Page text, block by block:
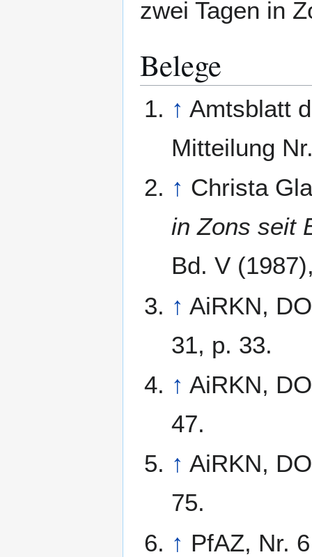
zwei Tagen in
Belege
↑ Amtsblatt
Mitteilung
↑ Christa
in Zons seit
Bd. V
↑ AiRKN,
31, p. 33.
↑ AiRKN,
47.
↑ AiRKN,
75.
↑ PfAZ, Nr.